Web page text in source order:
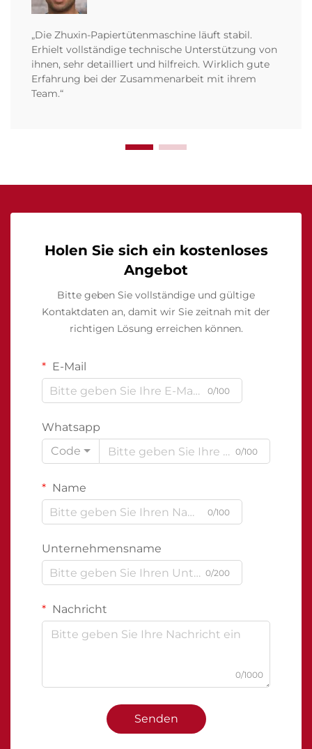
„Die Zhuxin-Papiertütenmaschine läuft stabil.
Erhielt vollständige technische Unterstützung von
ihnen, sehr detailliert und hilfreich. Wirklich gute
Erfahrung bei der Zusammenarbeit mit ihrem
Team.“
Holen Sie sich ein kostenloses
Angebot
Bitte geben Sie vollständige und gültige
Kontaktdaten an, damit wir Sie zeitnah mit der
richtigen Lösung erreichen können.
E-Mail
0/100
Whatsapp
Code
0/100
Name
0/100
Unternehmensname
0/200
Nachricht
0/1000
Senden